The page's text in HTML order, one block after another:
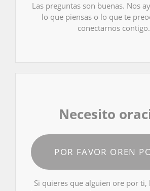
Las preguntas son buenas. Nos
lo que piensas o lo que te
conectarnos contigo.
Necesito
POR FAVOR OREN
Si quieres que alguien ore por ti,